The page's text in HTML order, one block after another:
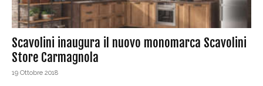
Scavolini inaugura il nuovo monomarca Scavolini
Store Carmagnola
19 Ottobre 2018